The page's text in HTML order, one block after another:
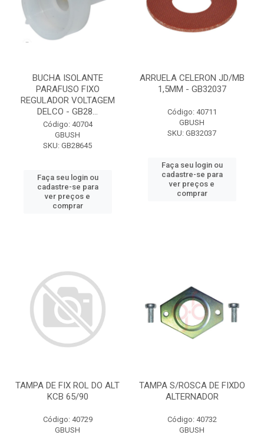
BUCHA ISOLANTE
PARAFUSO FIXO
REGULADOR VOLTAGEM
DELCO - GB28...
Código: 40704
GBUSH
SKU: GB28645
Faça seu login ou
cadastre-se para
ver preços e
comprar
ARRUELA CELERON JD/MB
1,5MM - GB32037
Código: 40711
GBUSH
SKU: GB32037
Faça seu login ou
cadastre-se para
ver preços e
comprar
TAMPA DE FIX ROL DO ALT
KCB 65/90
Código: 40729
GBUSH
TAMPA S/ROSCA DE FIXDO
ALTERNADOR
Código: 40732
GBUSH